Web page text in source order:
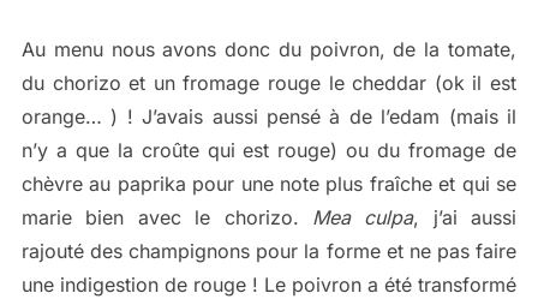
Au menu nous avons donc du poivron, de la tomate,
du chorizo et un fromage rouge le cheddar (ok il est
orange… ) ! J’avais aussi pensé à de l’edam (mais il
n’y a que la croûte qui est rouge) ou du fromage de
chèvre au paprika pour une note plus fraîche et qui se
marie bien avec le chorizo. Mea culpa, j’ai aussi
rajouté des champignons pour la forme et ne pas faire
une indigestion de rouge ! Le poivron a été transformé